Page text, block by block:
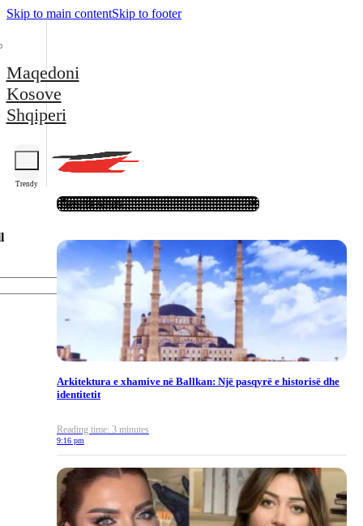
Skip to main contentSkip to footer
Maqedoni
Kosove
Shqiperi
Trendy
Arkitektura e xhamive në Ballkan: Një pasqyrë e historisë dhe
identitetit
Reading time: 3 minutes
9:16 pm